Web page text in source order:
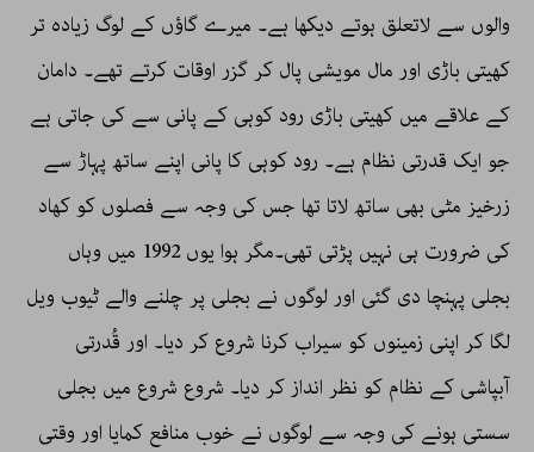
والوں سے لاتعلق ہوتے دیکھا ہے۔ میرے گاؤں کے لوگ زیادہ تر
کھیتی باڑی اور مال مویشی پال کر گزر اوقات کرتے تھے۔ دامان
کے علاقے میں کھیتی باڑی رود کوہی کے پانی سے کی جاتی ہے
جو ایک قدرتی نظام ہے۔ رود کوہی کا پانی اپنے ساتھ پہاڑ سے
زرخیز مٹی بھی ساتھ لاتا تھا جس کی وجہ سے فصلوں کو کھاد
کی ضرورت ہی نہیں پڑتی تھی۔مگر ہوا یوں 1992 میں وہاں
بجلی پہنچا دی گئی اور لوگوں نے بجلی پر چلنے والے ٹیوب ویل
لگا کر اپنی زمینوں کو سیراب کرنا شروع کر دیا۔ اور قُدرتی
آبپاشی کے نظام کو نظر انداز کر دیا۔ شروع شروع میں بجلی
سستی ہونے کی وجہ سے لوگوں نے خوب منافع کمایا اور وقتی